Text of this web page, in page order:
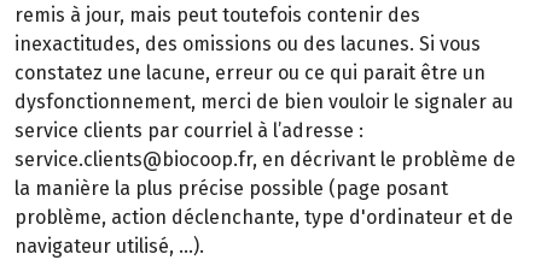
remis à jour, mais peut toutefois contenir des
inexactitudes, des omissions ou des lacunes. Si vous
constatez une lacune, erreur ou ce qui parait être un
dysfonctionnement, merci de bien vouloir le signaler au
service clients par courriel à l’adresse :
service.clients@biocoop.fr, en décrivant le problème de
la manière la plus précise possible (page posant
problème, action déclenchante, type d'ordinateur et de
navigateur utilisé, …).